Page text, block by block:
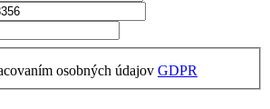
osobných údajov GDPR